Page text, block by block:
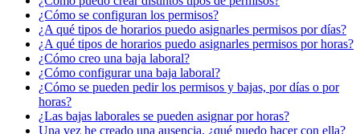
¿Cómo se configuran los permisos?
¿A qué tipos de horarios puedo asignarles permisos por días?
¿A qué tipos de horarios puedo asignarles permisos por horas?
¿Cómo creo una baja laboral?
¿Cómo configurar una baja laboral?
¿Cómo se pueden pedir los permisos y bajas, por días o por
horas?
¿Las bajas laborales se pueden asignar por horas?
Una vez he creado una ausencia, ¿qué puedo hacer con ella?